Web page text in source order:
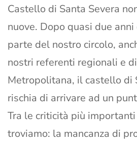
Castello di Santa Severa
nuove. Dopo quasi due
parte del nostro circolo,
nostri referenti regionali e
Metropolitana, il castello di
rischia di arrivare ad un
Tra le criticità più
troviamo: la mancanza di